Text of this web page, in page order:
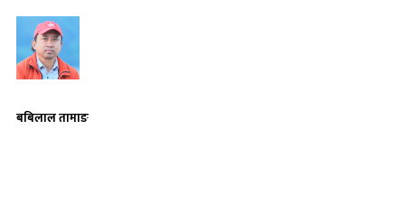
बबिलाल तामाङ